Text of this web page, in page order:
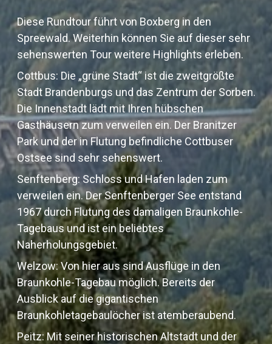
Diese Rundtour führt von Boxberg in den
Spreewald. Weiterhin können Sie auf dieser sehr
sehenswerten Tour weitere Highlights erleben.
Cottbus: Die „grüne Stadt“ ist die zweitgrößte
Stadt Brandenburgs und das Zentrum der Sorben.
Die Innenstadt lädt mit Ihren hübschen
Gasthäusern zum verweilen ein. Der Branitzer
Park und der in Flutung befindliche Cottbuser
Ostsee sind sehr sehenswert.
Senftenberg: Schloss und Hafen laden zum
verweilen ein. Der Senftenberger See entstand
1967 durch Flutung des damaligen Braunkohle-
Tagebaus und ist ein beliebtes
Naherholungsgebiet.
Welzow: Von hier aus sind Ausflüge in den
Braunkohle-Tagebau möglich. Bereits der
Ausblick auf die gigantischen
Braunkohletagebaulöcher ist atemberaubend.
Peitz: Mit seiner historischen Altstadt und der